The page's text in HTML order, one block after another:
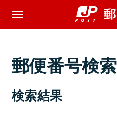
郵便番号検索
検索結果